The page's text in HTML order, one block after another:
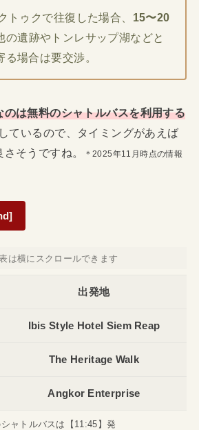
トゥクで往復した場合、 15〜20
の遺跡やトンレサップ湖などと
場合は要交渉。
のは無料のシャトルバスを利用する
ているので、タイミングがあえば
そうですね。
＊2025年11月時点の情報
出発地
Ibis Style Hotel Siem Reap
The Heritage Walk
Angkor Enterprise
ャトルバスは【11:45】発